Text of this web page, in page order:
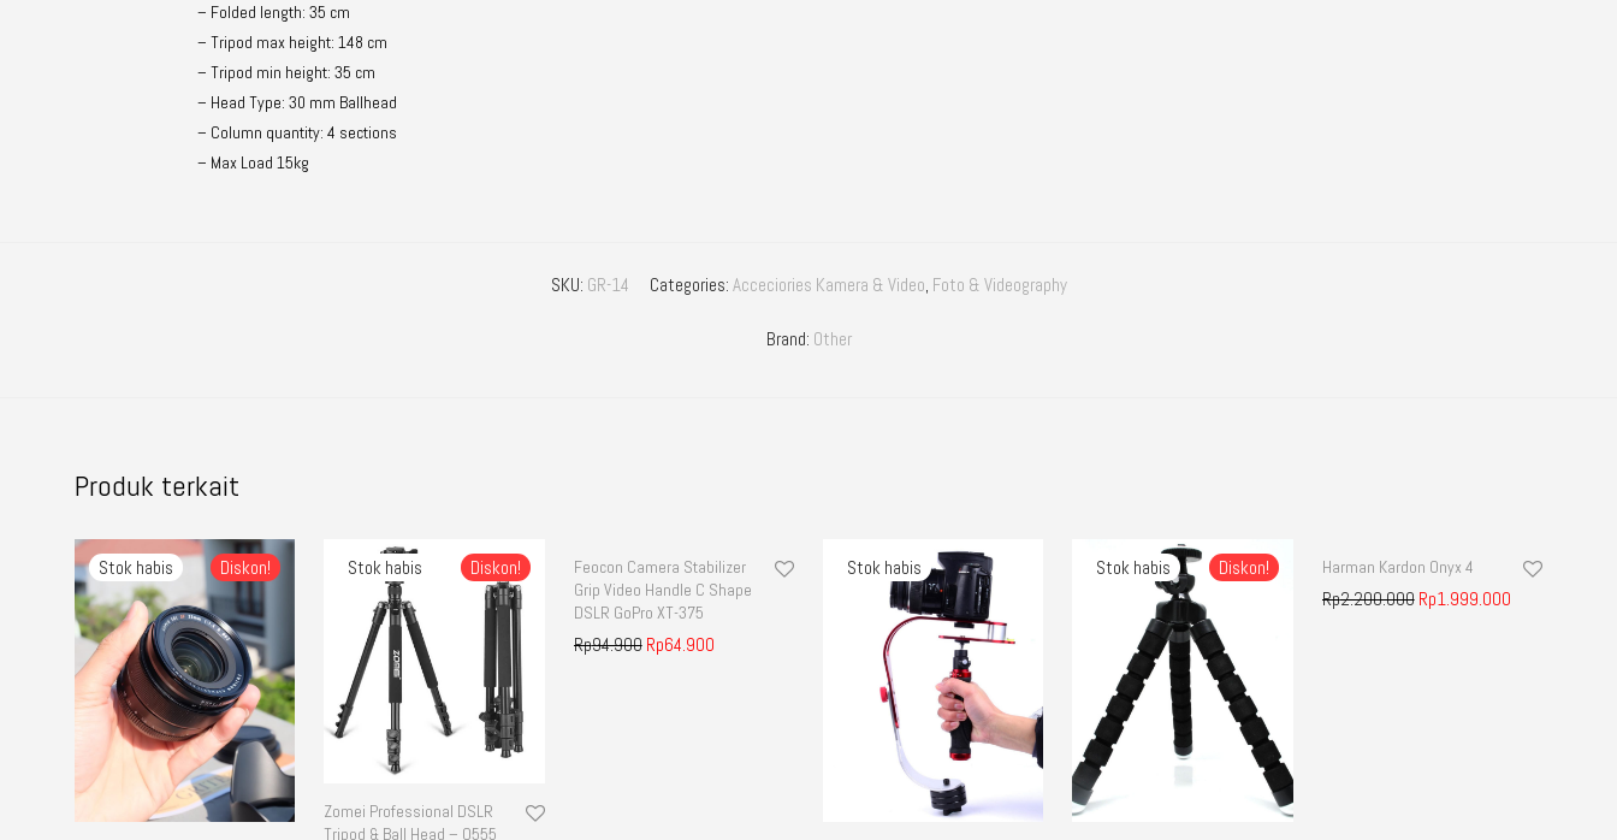
– Folded length: 35 cm
– Tripod max height: 148 cm
– Tripod min height: 35 cm
– Head Type: 30 mm Ballhead
– Column quantity: 4 sections
– Max Load 15kg
SKU: GR-14 Categories: Acceciories Kamera & Video, Foto & Videography
Brand: Other
Produk terkait
Diskon! Diskon!
Zomei Professional DSLR
Tripod & Ball Head – Q555
Diskon!
Feocon Camera Stabilizer
Grip Video Handle C Shape
DSLR GoPro XT-375
Rp94.900 Rp64.900
Diskon! Diskon!
Harman Kardon Onyx 4
Rp2.200.000 Rp1.999.000